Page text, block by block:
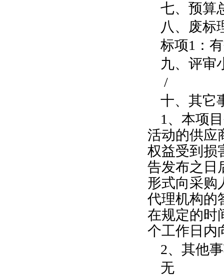
七、预算
八、废标
标项1：
九、评审
/
十、其它
1、本项
活动的供应
权益受到损
告发布之日
形式向采购
代理机构的
在规定的时
个工作日内
2、其他
无